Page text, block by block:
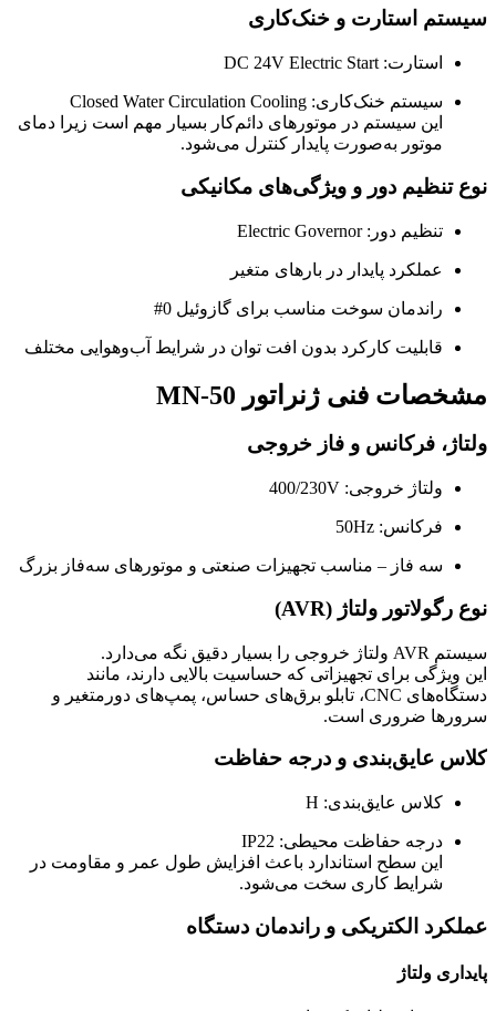
سیستم استارت و خنک‌کاری
استارت: DC 24V Electric Start
سیستم خنک‌کاری: Closed Water Circulation Cooling
این سیستم در موتورهای دائم‌کار بسیار مهم است زیرا دمای
موتور به‌صورت پایدار کنترل می‌شود.
نوع تنظیم دور و ویژگی‌های مکانیکی
تنظیم دور: Electric Governor
عملکرد پایدار در بارهای متغیر
راندمان سوخت مناسب برای گازوئیل 0#
قابلیت کارکرد بدون افت توان در شرایط آب‌وهوایی مختلف
مشخصات فنی ژنراتور MN-50
ولتاژ، فرکانس و فاز خروجی
ولتاژ خروجی: 400/230V
فرکانس: 50Hz
سه فاز – مناسب تجهیزات صنعتی و موتورهای سه‌فاز بزرگ
نوع رگولاتور ولتاژ (AVR)
سیستم AVR ولتاژ خروجی را بسیار دقیق نگه می‌دارد.
این ویژگی برای تجهیزاتی که حساسیت بالایی دارند، مانند
دستگاه‌های CNC، تابلو برق‌های حساس، پمپ‌های دورمتغیر و
سرورها ضروری است.
کلاس عایق‌بندی و درجه حفاظت
کلاس عایق‌بندی: H
درجه حفاظت محیطی: IP22
این سطح استاندارد باعث افزایش طول عمر و مقاومت در
شرایط کاری سخت می‌شود.
عملکرد الکتریکی و راندمان دستگاه
پایداری ولتاژ